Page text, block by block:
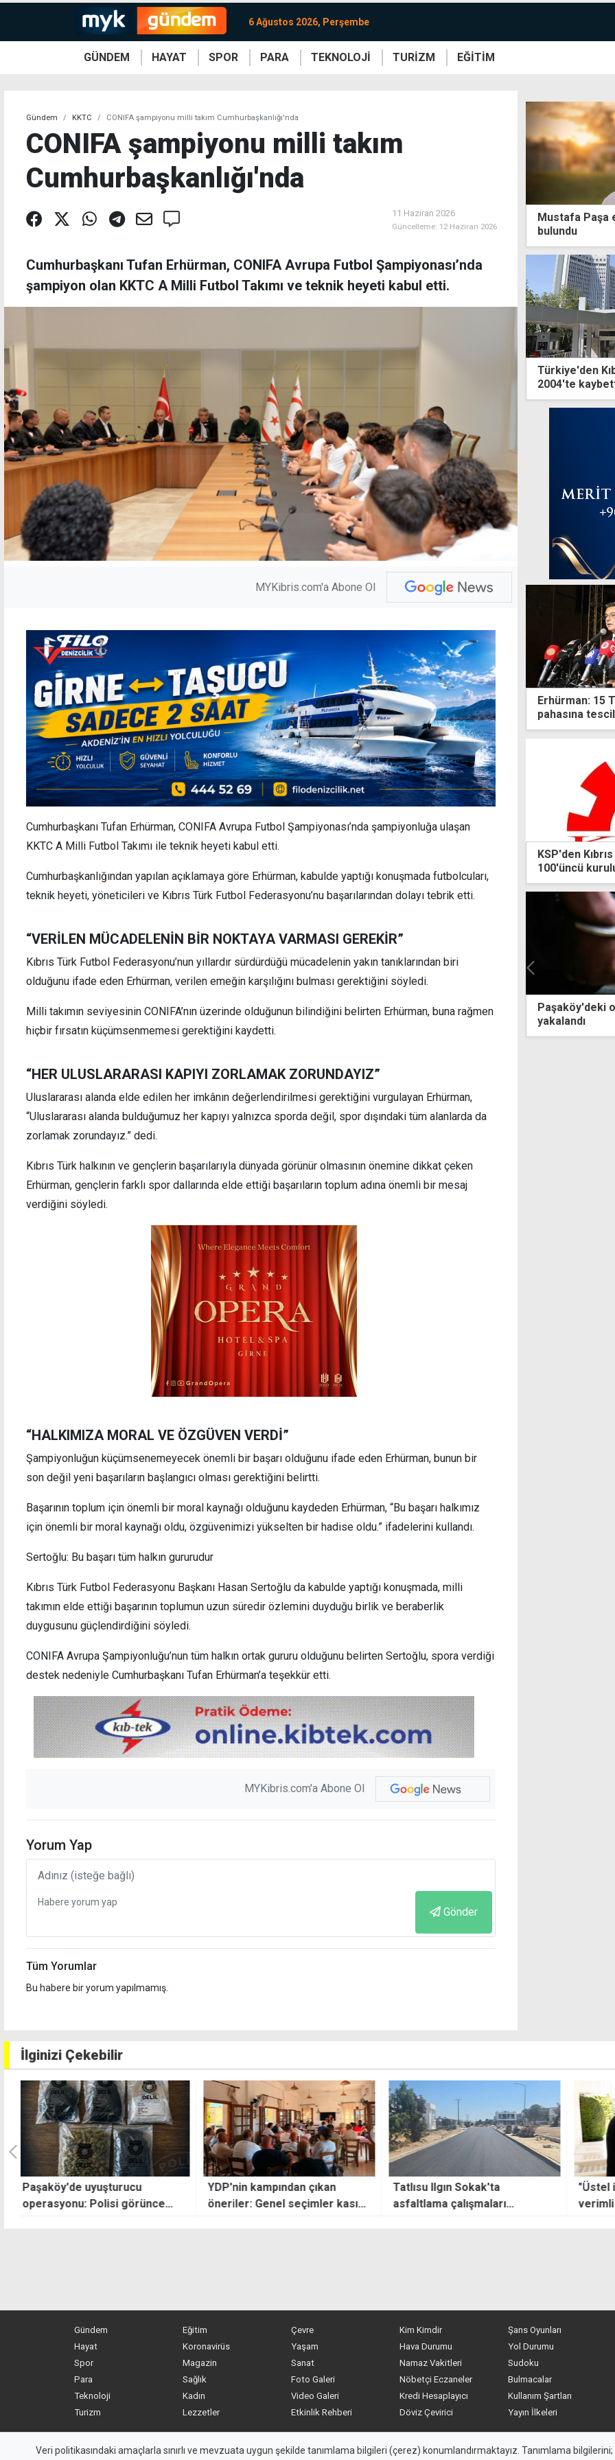
6 Ağustos 2026, Perşembe
GÜNDEM HAYAT SPOR PARA TEKNOLOJİ TURİZM EĞİTİM
Gündem KKTC CONIFA şampiyonu milli takım Cumhurbaşkanlığı'nda
CONIFA şampiyonu milli takım
Cumhurbaşkanlığı'nda
11 Haziran 2026
Güncelleme: 12 Haziran 2026
Cumhurbaşkanı Tufan Erhürman, CONIFA Avrupa Futbol Şampiyonası’nda
şampiyon olan KKTC A Milli Futbol Takımı ve teknik heyeti kabul etti.
MYKibris.com'a Abone Ol
Cumhurbaşkanı Tufan Erhürman, CONIFA Avrupa Futbol Şampiyonası’nda şampiyonluğa ulaşan
KKTC A Milli Futbol Takımı ile teknik heyeti kabul etti.
Cumhurbaşkanlığından yapılan açıklamaya göre Erhürman, kabulde yaptığı konuşmada futbolcuları,
teknik heyeti, yöneticileri ve Kıbrıs Türk Futbol Federasyonu’nu başarılarından dolayı tebrik etti.
“VERİLEN MÜCADELENİN BİR NOKTAYA VARMASI GEREKİR”
Kıbrıs Türk Futbol Federasyonu’nun yıllardır sürdürdüğü mücadelenin yakın tanıklarından biri
olduğunu ifade eden Erhürman, verilen emeğin karşılığını bulması gerektiğini söyledi.
Milli takımın seviyesinin CONIFA’nın üzerinde olduğunun bilindiğini belirten Erhürman, buna rağmen
hiçbir fırsatın küçümsenmemesi gerektiğini kaydetti.
“HER ULUSLARARASI KAPIYI ZORLAMAK ZORUNDAYIZ”
Uluslararası alanda elde edilen her imkânın değerlendirilmesi gerektiğini vurgulayan Erhürman,
“Uluslararası alanda bulduğumuz her kapıyı yalnızca sporda değil, spor dışındaki tüm alanlarda da
zorlamak zorundayız.” dedi.
Kıbrıs Türk halkının ve gençlerin başarılarıyla dünyada görünür olmasının önemine dikkat çeken
Erhürman, gençlerin farklı spor dallarında elde ettiği başarıların toplum adına önemli bir mesaj
verdiğini söyledi.
“HALKIMIZA MORAL VE ÖZGÜVEN VERDİ”
Şampiyonluğun küçümsenemeyecek önemli bir başarı olduğunu ifade eden Erhürman, bunun bir
son değil yeni başarıların başlangıcı olması gerektiğini belirtti.
Başarının toplum için önemli bir moral kaynağı olduğunu kaydeden Erhürman, “Bu başarı halkımız
için önemli bir moral kaynağı oldu, özgüvenimizi yükselten bir hadise oldu.” ifadelerini kullandı.
Sertoğlu: Bu başarı tüm halkın gururudur
Kıbrıs Türk Futbol Federasyonu Başkanı Hasan Sertoğlu da kabulde yaptığı konuşmada, milli
takımın elde ettiği başarının toplumun uzun süredir özlemini duyduğu birlik ve beraberlik
duygusunu güçlendirdiğini söyledi.
CONIFA Avrupa Şampiyonluğu’nun tüm halkın ortak gururu olduğunu belirten Sertoğlu, spora verdiği
destek nedeniyle Cumhurbaşkanı Tufan Erhürman’a teşekkür etti.
MYKibris.com'a Abone Ol
Yorum Yap
Gönder
Tüm Yorumlar
Bu habere bir yorum yapılmamış.
Mustafa Paşa
bulundu
Türkiye'den
2004'te
Erhürman: 15
pahasına
KSP'den
100'üncü
bildiri
Holguin, Hristodulidis ile görüştü: Bazı
ilerlemeler kaydedilmesi temennisi
CTP, şiddet olaylarına dikkat çekti: Önleyici
sosyal politikaların yetersizliği, toplumda
Paşaköy'deki
yakalandı
İlginizi Çekebilir
YDP'nin kampından çıkan
öneriler: Genel seçimler kasım
Tatlısu Ilgın Sokak'ta
asfaltlama çalışmaları
"Üstel ile Fidan, kapsamlı ve
verimli bir görüşme yaptı"
Gündem
Hayat
Spor
Para
Teknoloji
Turizm
Eğitim
Koronavirüs
Magazin
Sağlık
Kadın
Lezzetler
Çevre
Yaşam
Sanat
Foto Galeri
Video Galeri
Etkinlik Rehberi
Kim Kimdir
Hava Durumu
Namaz Vakitleri
Nöbetçi Eczaneler
Kredi Hesaplayıcı
Döviz Çevirici
Şans Oyunları
Yol Durumu
Sudoku
Bulmacalar
Kullanım Şartları
Yayın İlkeleri
Veri politikasındaki amaçlarla sınırlı ve mevzuata uygun şekilde tanımlama bilgileri (çerez) konumlandırmaktayız. Tanımlama